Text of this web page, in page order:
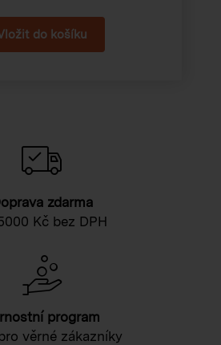
zdarma
Kč bez DPH
program
věrné zákazníky